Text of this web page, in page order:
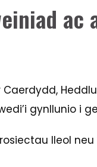
gynllunio i
lleol